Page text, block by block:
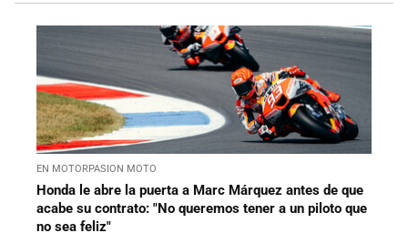
EN MOTORPASION MOTO
Honda le abre la puerta a Marc Márquez antes de que
acabe su contrato: "No queremos tener a un piloto que
no sea feliz"